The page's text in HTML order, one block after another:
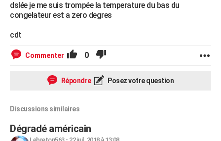
dslée je me suis trompée la temperature du bas du
congelateur est a zero degres
cdt
Commenter 0
Répondre Posez votre question
Discussions similaires
Dégradé américain